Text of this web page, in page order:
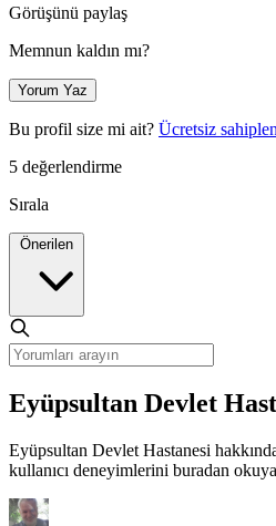
Görüşünü paylaş
Memnun kaldın mı?
Yorum Yaz
Bu profil size mi ait? Ücretsiz
5 değerlendirme
Sırala
Eyüpsultan Devlet
Eyüpsultan Devlet Hastanesi
kullanıcı deneyimlerini buradan